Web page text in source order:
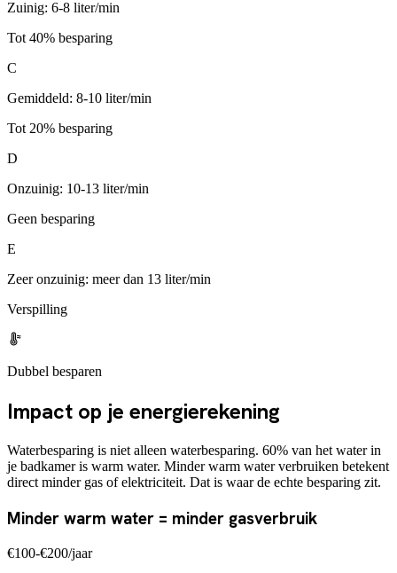
Zuinig: 6-8 liter/min
Tot 40% besparing
C
Gemiddeld: 8-10 liter/min
Tot 20% besparing
D
Onzuinig: 10-13 liter/min
Geen besparing
E
Zeer onzuinig: meer dan 13 liter/min
Verspilling
Dubbel besparen
Impact op je energierekening
Waterbesparing is niet alleen waterbesparing. 60% van het water in
je badkamer is warm water. Minder warm water verbruiken betekent
direct minder gas of elektriciteit. Dat is waar de echte besparing zit.
Minder warm water = minder gasverbruik
€100-€200/jaar